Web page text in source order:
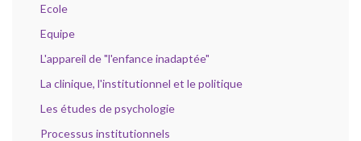
Ecole
Equipe
L'appareil de "l'enfance inadaptée"
La clinique, l'institutionnel et le politique
Les études de psychologie
Processus institutionnels